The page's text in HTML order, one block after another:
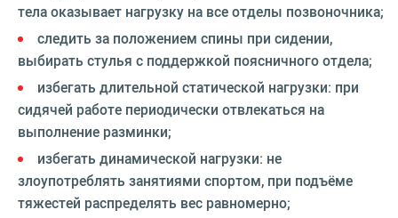
тела оказывает нагрузку на все отделы позвоночника;
следить за положением спины при сидении,
выбирать стулья с поддержкой поясничного отдела;
избегать длительной статической нагрузки: при
сидячей работе периодически отвлекаться на
выполнение разминки;
избегать динамической нагрузки: не
злоупотреблять занятиями спортом, при подъёме
тяжестей распределять вес равномерно;